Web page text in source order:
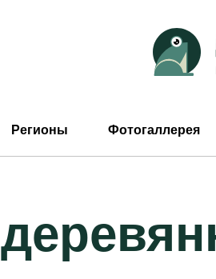
Регионы Фотогаллерея